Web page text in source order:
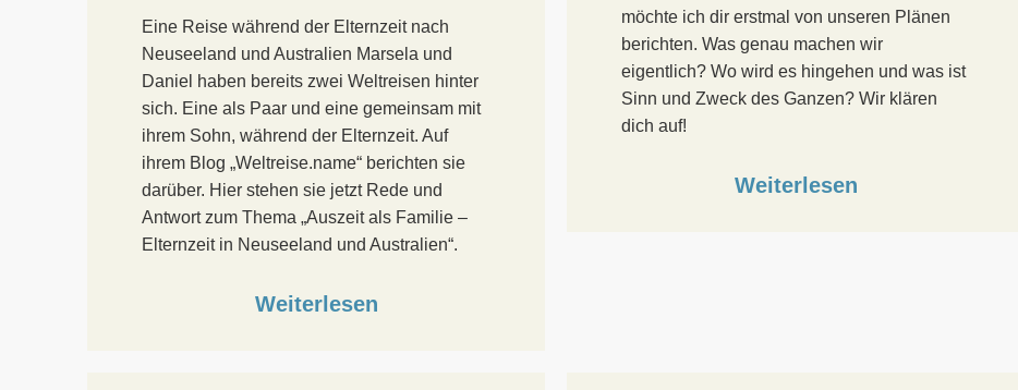
Eine Reise während der Elternzeit nach
Neuseeland und Australien Marsela und
Daniel haben bereits zwei Weltreisen hinter
sich. Eine als Paar und eine gemeinsam mit
ihrem Sohn, während der Elternzeit. Auf
ihrem Blog „Weltreise.name“ berichten sie
darüber. Hier stehen sie jetzt Rede und
Antwort zum Thema „Auszeit als Familie –
Elternzeit in Neuseeland und Australien“.
Weiterlesen
möchte ich dir erstmal von unseren Plänen
berichten. Was genau machen wir
eigentlich? Wo wird es hingehen und was ist
Sinn und Zweck des Ganzen? Wir klären
dich auf!
Weiterlesen